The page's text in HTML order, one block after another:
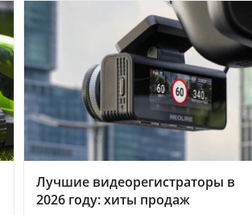
Лучшие видеорегистраторы в
2026 году: хиты продаж